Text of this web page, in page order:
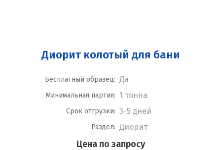
Диорит колотый для бани
Бесплатный образец: Да
Минимальная партия: 1 тонна
Срок отгрузки: 3-5 дней
Раздел: Диорит
Цена по запросу